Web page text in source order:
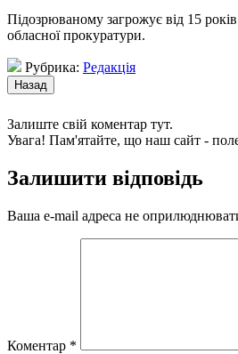
Підозрюваному загрожує від 15
обласної прокуратури.
Рубрика: Редакція
Залиште свій коментар тут.
Увага! Пам'ятайте, що наш сайт -
Залишити відповідь
Ваша e-mail адреса не
Коментар *